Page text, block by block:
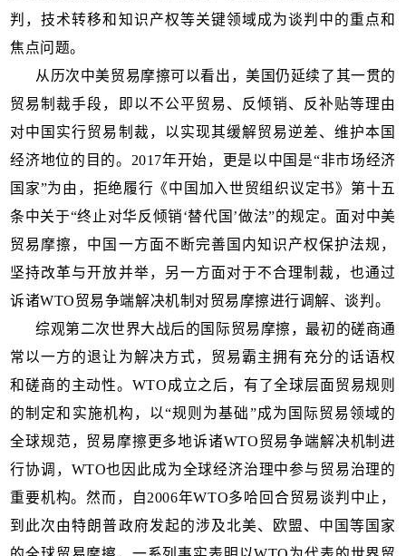
判，技术转移和知识产权等关键领域成为谈判中的重点和
焦点问题。
从历次中美贸易摩擦可以看出，美国仍延续了其一贯的
贸易制裁手段，即以不公平贸易、反倾销、反补贴等理由
对中国实行贸易制裁，以实现其缓解贸易逆差、维护本国
经济地位的目的。2017年开始，更是以中国是“非市场经济
国家”为由，拒绝履行《中国加入世贸组织议定书》第十五
条中关于“终止对华反倾销‘替代国’做法”的规定。面对中美
贸易摩擦，中国一方面不断完善国内知识产权保护法规，
坚持改革与开放并举，另一方面对于不合理制裁，也通过
诉诸WTO贸易争端解决机制对贸易摩擦进行调解、谈判。
综观第二次世界大战后的国际贸易摩擦，最初的磋商通
常以一方的退让为解决方式，贸易霸主拥有充分的话语权
和磋商的主动性。WTO成立之后，有了全球层面贸易规则
的制定和实施机构，以“规则为基础”成为国际贸易领域的
全球规范，贸易摩擦更多地诉诸WTO贸易争端解决机制进
行协调，WTO也因此成为全球经济治理中参与贸易治理的
重要机构。然而，自2006年WTO多哈回合贸易谈判中止，
到此次由特朗普政府发起的涉及北美、欧盟、中国等国家